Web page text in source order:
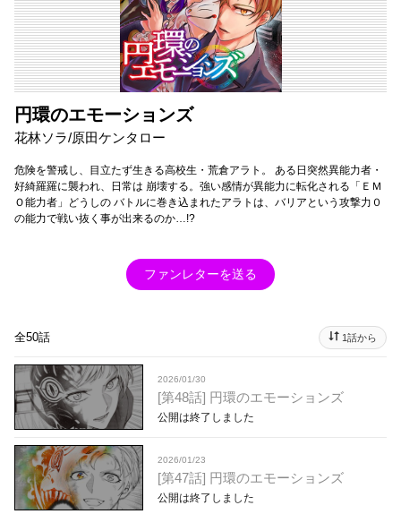
円環のエモーションズ
花林ソラ/原田ケンタロー
危険を警戒し、目立たず生きる高校生・荒倉アラト。 ある日突然異能力者・
好綺羅羅に襲われ、日常は 崩壊する。強い感情が異能力に転化される「ＥＭ
Ｏ能力者」どうしの バトルに巻き込まれたアラトは、バリアという攻撃力０
の能力で戦い抜く事が出来るのか…!?
ファンレターを送る
全50話 1話から
2026/01/30
[第48話] 円環のエモーションズ
公開は終了しました
2026/01/23
[第47話] 円環のエモーションズ
公開は終了しました